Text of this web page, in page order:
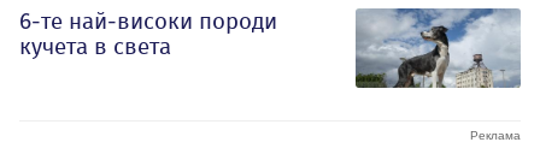
6-те най-високи породи
кучета в света